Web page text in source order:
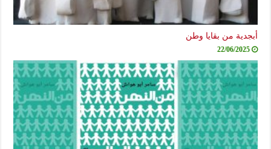
أبجدية من بقايا وطن
22/06/2025